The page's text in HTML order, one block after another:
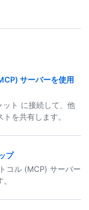
サーバーを使用
ト に接続して、他
を共有します。
プ
コル (MCP) サーバー